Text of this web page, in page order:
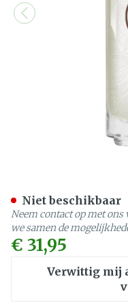
€ 31,95
Verwittig mij
Niet beschikbaar
Neem contact op met
we samen de